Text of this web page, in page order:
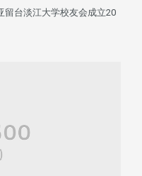
留台淡江大学校友会成立20